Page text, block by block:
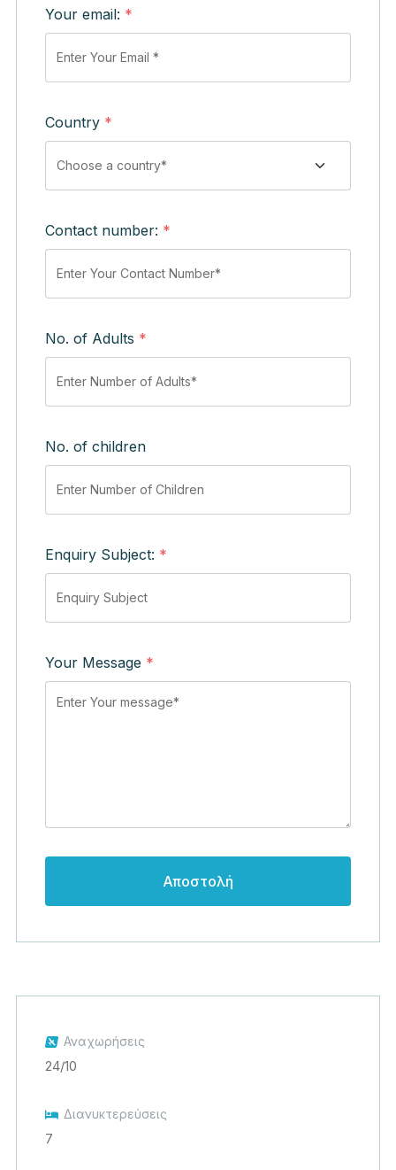
Your email: *
Country *
Contact number: *
No. of Adults *
No. of children
Enquiry Subject: *
Your Message *
Αναχωρήσεις
24/10
Διανυκτερεύσεις
7